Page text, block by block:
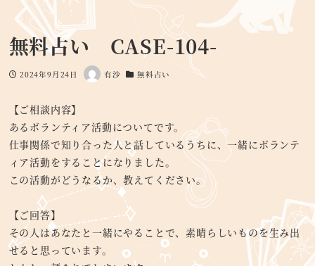
無料占い CASE-104-
投稿日
2024年9月24日
著
有沙
カテゴリー
無料占い
【ご相談内容】
あるボランティア活動についてです。
仕事関係で知り合った人と話しているうちに、一緒にボランテ
ィア活動をすることになりました。
この活動がどうなるか、教えてください。
【ご回答】
その人はあなたと一緒にやることで、素晴らしいものを生み出
せると思っています。